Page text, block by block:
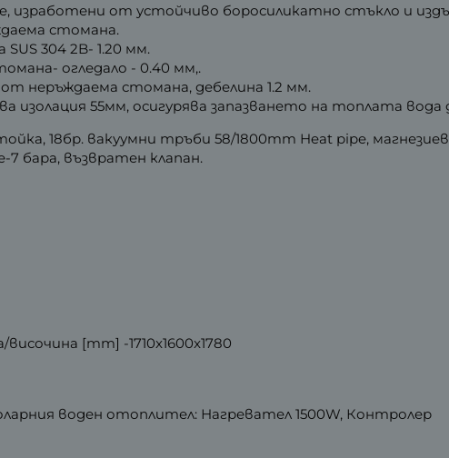
изработени от устойчиво боросиликатно стъкло и
стомана.
304 2B- 1.20 мм.
огледало - 0.40 мм,.
неръждаема стомана, дебелина 1.2 мм.
55мм, осигурява запазването на топлата вода
18бр. вакуумни тръби 58/1800mm Heat pipe,
7 бара, възвратен клапан.
[mm] -1710x1600x1780
воден отоплител: Нагревател 1500W, Контролер